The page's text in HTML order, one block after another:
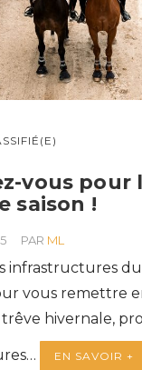
vous pour
saison !
PAR ML
infrastructures du
vous remettre
hivernale,
EN SAVOIR +